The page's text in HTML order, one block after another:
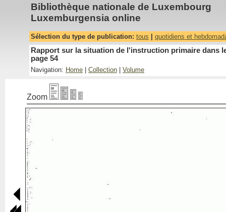
Bibliothèque nationale de Luxembourg
Luxemburgensia online
Sélection du type de publication: tous quotidiens et
Rapport sur la situation de l'instruction primaire dans
page 54
Navigation: Home Collection Volume
Zoom